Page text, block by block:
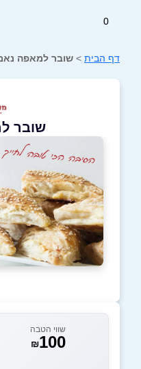
0
דף הבית > שובר למאפה
שובר
שווי הטבה
₪100